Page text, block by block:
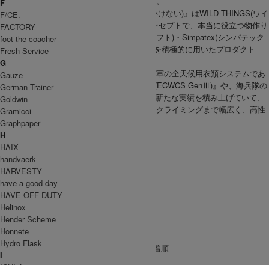
『LIGHT IS RIGHT (軽くてタフでなければいけない)』はWILD THINGS(ワイ
ルドシングス)が一貫して取り組んできたコンセプトで、本当に役立つ物作り
を続けています。また、Primaloft（プリマロフト)・Simpatex(シンパテック
ス)・GoreTex(ゴアテックス)といった新素材を積極的に用いたプロダクト
は、多くのプロ登山家の支持を獲得。
最近ではその製品力の高さから、アメリカ陸軍の全天候用衣類システムであ
る『Extreme Cold Weather Clothing System(ECWCS GenⅢ)』や、海兵隊の
『Happy Suit』などの製品を提供するなど、新たな実績を積み上げていて、
今なお、マウンテニアリングからアルパインクライミングまで幅広く、高性
能なプロダクトを生み続けています。
WOMEN
パンツ
MEN
アウター
パンツ
GOODS
財布
バッグ
WILD THINGS
[ 並び順を変更 ] -
新着順
全 [41] 商品中 [1-30] を表示
F
F/CE.
FACTORY
foot the coacher
Fresh Service
G
Gauze
German Trainer
Goldwin
Gramicci
Graphpaper
H
HAIX
handvaerk
HARVESTY
have a good day
HAVE OFF DUTY
Helinox
Hender Scheme
Honnete
Hydro Flask
I